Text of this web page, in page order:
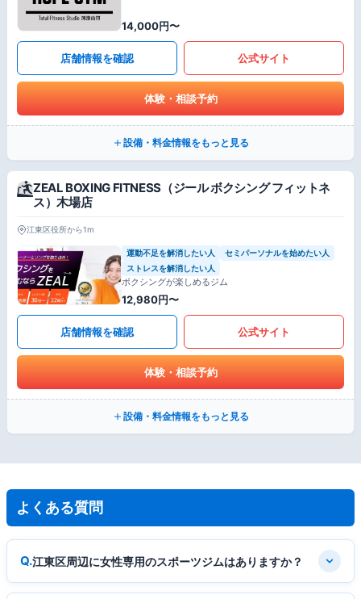
14,000円〜
店舗情報を確認 公式サイト
体験・相談予約
設備・料金情報をもっと見る
ZEAL BOXING FITNESS（ジール ボクシング フィットネ
ス）木場店
江東区役所から1m
運動不足を解消したい人
セミパーソナルを始めたい人
ストレスを解消したい人
ボクシングが楽しめるジム
12,980円〜
店舗情報を確認 公式サイト
体験・相談予約
設備・料金情報をもっと見る
よくある質問
江東区周辺に女性専用のスポーツジムはありますか？